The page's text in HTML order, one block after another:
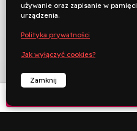
KRAJ PRODUKCJI Szwecja
JĘZYK ORYGINAŁU
CZAS TRWANIA
używanie oraz zapisanie w pamięci
urządzenia.
Polityka prywatności
Jak wyłączyć cookies?
Zamknij